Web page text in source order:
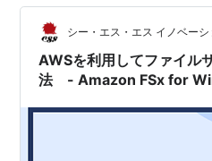
り、ちょっと手こずりました
Chatbotに現状どのような制
書いてみます。
シー・エス・エス イノベーシ
AWSを利用してファイル
法 - Amazon FSx for